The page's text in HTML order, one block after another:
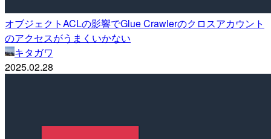
オブジェクトACLの影響でGlue Crawlerのクロスアカウント
のアクセスがうまくいかない
キタガワ
2025.02.28